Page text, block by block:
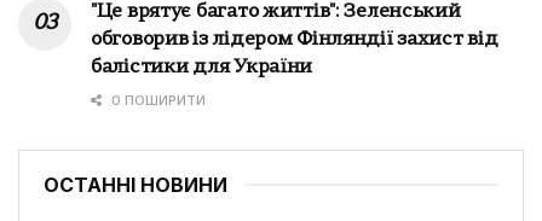
"Це врятує багато життів": Зеленський
обговорив із лідером Фінляндії захист від
балістики для України
0 ПОШИРИТИ
ОСТАННІ НОВИНИ